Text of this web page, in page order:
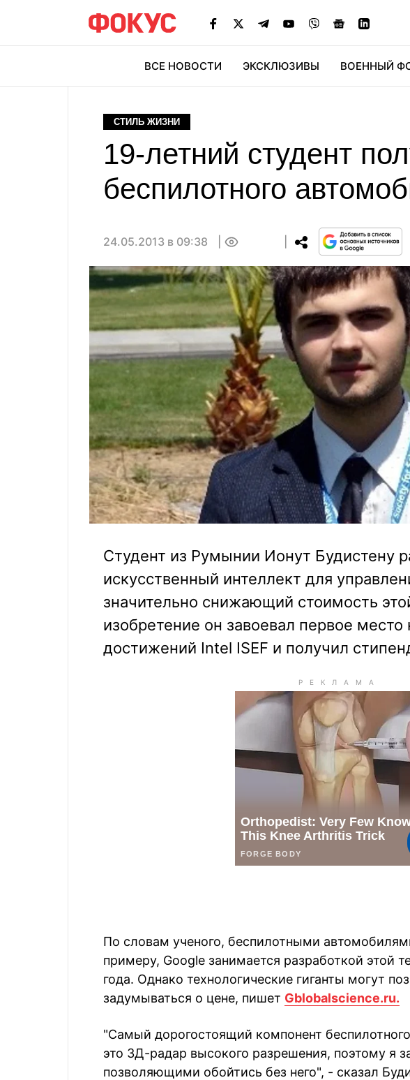
ВСЕ НОВОСТИ ЭКСКЛЮЗИВЫ ВОЕННЫЙ
СТИЛЬ ЖИЗНИ
19-летний студент
беспилотного
24.05.2013 в 09:38
Студент из Румынии Ионут Будистену
искусственный интеллект для
значительно снижающий стоимость
изобретение он завоевал первое
достижений Intel ISEF и получил
По словам ученого, беспилотными
примеру, Google занимается разработкой этой
года. Однако технологические гиганты могут
задумываться о цене, пишет Gblobalscience.ru.
"Самый дорогостоящий компонент
это 3Д-радар высокого разрешения, поэтому я
позволяющими обойтись без него", - сказал